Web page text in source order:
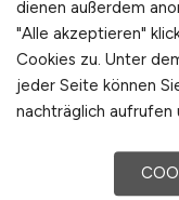
Anzeige nicht
gelesen und
Beratung
dienen außerdem
"Alle akzeptieren"
Cookies zu. Unter
jeder Seite können
nachträglich aufrufen